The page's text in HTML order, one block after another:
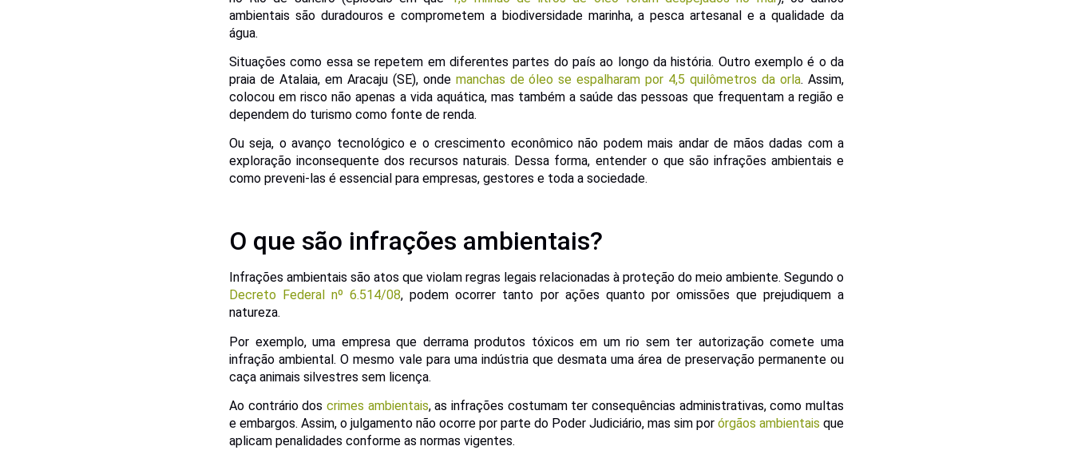
ambientais são duradouros e comprometem a biodiversidade marinha, a pesca artesanal e a qualidade da
água.
Situações como essa se repetem em diferentes partes do país ao longo da história. Outro exemplo é o da
praia de Atalaia, em Aracaju (SE), onde manchas de óleo se espalharam por 4,5 quilômetros da orla. Assim,
colocou em risco não apenas a vida aquática, mas também a saúde das pessoas que frequentam a região e
dependem do turismo como fonte de renda.
Ou seja, o avanço tecnológico e o crescimento econômico não podem mais andar de mãos dadas com a
exploração inconsequente dos recursos naturais. Dessa forma, entender o que são infrações ambientais e
como preveni-las é essencial para empresas, gestores e toda a sociedade.
O que são infrações ambientais?
Infrações ambientais são atos que violam regras legais relacionadas à proteção do meio ambiente. Segundo o
Decreto Federal nº 6.514/08, podem ocorrer tanto por ações quanto por omissões que prejudiquem a
natureza.
Por exemplo, uma empresa que derrama produtos tóxicos em um rio sem ter autorização comete uma
infração ambiental. O mesmo vale para uma indústria que desmata uma área de preservação permanente ou
caça animais silvestres sem licença.
Ao contrário dos crimes ambientais, as infrações costumam ter consequências administrativas, como multas
e embargos. Assim, o julgamento não ocorre por parte do Poder Judiciário, mas sim por órgãos ambientais que
aplicam penalidades conforme as normas vigentes.